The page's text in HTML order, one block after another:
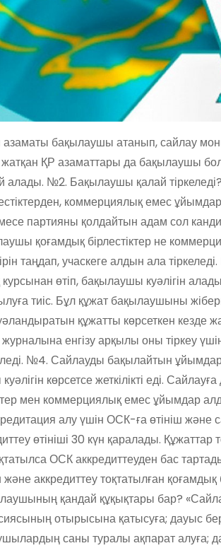
азаматы бақылаушы атанып, сайлау
ҚР азаматтары да бақылаушы
алады. №2. Бақылаушы қалай
коммерциялық емес
партияны қолдайтын адам сол
қоғамдық бірлестіктер не
таңдап, учаскеге алдын ала
өтіп, бақылаушы куәлігін
тиіс. Бұл құжат бақылаушыны
құжатты көрсеткен кезде
енгізу арқылы оны тіркеу
№4. Сайлауды бақылайтын ұйымдар
көрсетсе жеткілікті еді.
мен коммерциялық емес ұйымдар
алу үшін ОСК-ға өтініш
өтініші 30 күн қаралады.
ОСК аккредиттеуден бас
аккредиттеу тоқтатылған
қандай құқықтары бар?
отырысына қатысуға; дауыс
саны туралы ақпарат алуға;